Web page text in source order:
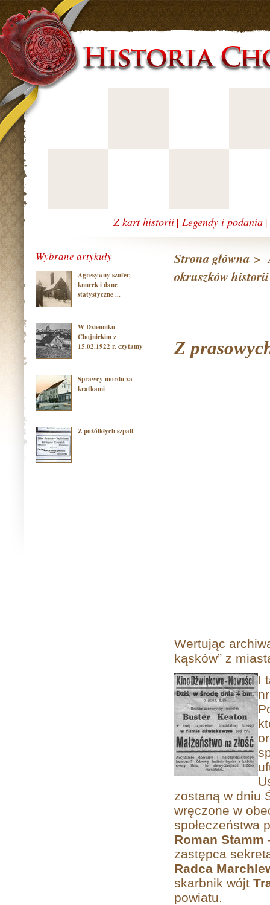
Z kart historii | Legendy i podania |
Wybrane artykuły
Agresywny szofer,
knurek i dane
statystyczne ...
W Dzienniku
Chojnickim z
15.02.1922 r. czytamy
Sprawcy mordu za
kratkami
Z pożółkłych szpalt
Strona główna >
okruszków historii
Z
Wertując
kąsków” z
I
zostaną w dniu
wręczone w
społeczeństwa
Roman Stamm
zastępca
Radca
skarbnik wójt
powiatu.